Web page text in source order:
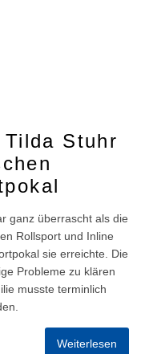
Stuhr
ganz überrascht als die
Rollsport und Inline
sie erreichte. Die
Probleme zu klären
musste terminlich
Weiterlesen